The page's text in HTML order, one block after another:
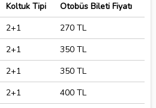
Koltuk Tipi
Otobüs Bileti Fiyatı
2+1
270 TL
2+1
350 TL
2+1
350 TL
2+1
400 TL